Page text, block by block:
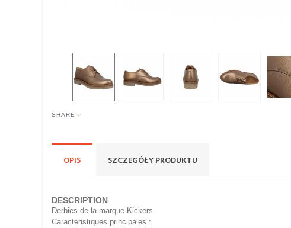
SHARE
OPIS SZCZEGÓŁY PRODUKTU
DESCRIPTION
Derbies de la marque Kickers
Caractéristiques principales :